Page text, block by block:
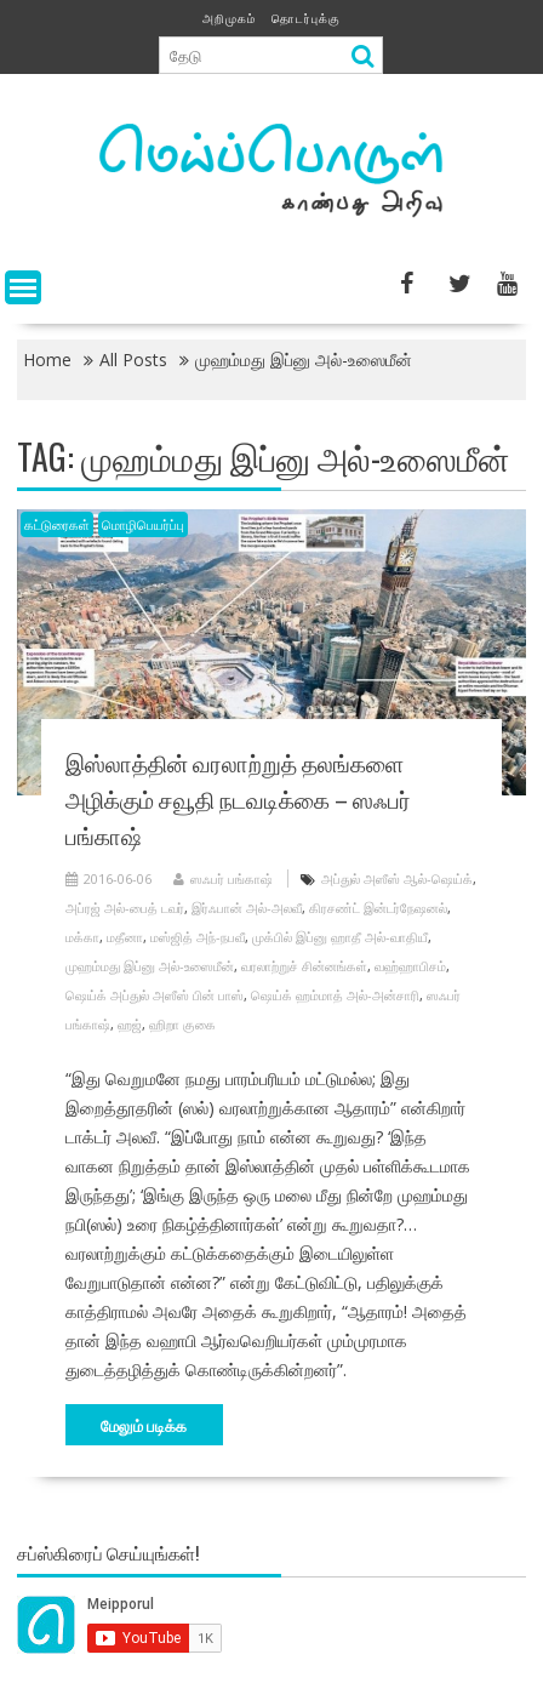
content
அறிமுகம் தொடர்புக்கு
Home All Posts முஹம்மது இப்னு அல்-உஸைமீன்
TAG:முஹம்மது இப்னு அல்-உஸைமீன்
கட்டுரைகள் மொழிபெயர்ப்பு
இஸ்லாத்தின் வரலாற்றுத் தலங்களை
அழிக்கும் சவூதி நடவடிக்கை – ஸஃபர்
பங்காஷ்
2016-06-06 ஸஃபர் பங்காஷ் அப்துல் அஸீஸ் ஆல்-ஷெய்க்,
அப்ரஜ் அல்-பைத் டவர், இர்ஃபான் அல்-அலவீ, கிரசண்ட் இன்டர்நேஷனல்,
மக்கா, மதீனா, மஸ்ஜித் அந்-நபவீ, முக்பில் இப்னு ஹாதீ அல்-வாதியீ,
முஹம்மது இப்னு அல்-உஸைமீன், வரலாற்றுச் சின்னங்கள், வஹ்ஹாபிசம்,
ஷெய்க் அப்துல் அஸீஸ் பின் பாஸ், ஷெய்க் ஹம்மாத் அல்-அன்சாரி, ஸஃபர்
பங்காஷ், ஹஜ், ஹிறா குகை
“இது வெறுமனே நமது பாரம்பரியம் மட்டுமல்ல; இது
இறைத்தூதரின் (ஸல்) வரலாற்றுக்கான ஆதாரம்” என்கிறார்
டாக்டர் அலவீ. “இப்போது நாம் என்ன கூறுவது? ‘இந்த
வாகன நிறுத்தம் தான் இஸ்லாத்தின் முதல் பள்ளிக்கூடமாக
இருந்தது’; ‘இங்கு இருந்த ஒரு மலை மீது நின்றே முஹம்மது
நபி(ஸல்) உரை நிகழ்த்தினார்கள்’ என்று கூறுவதா?…
வரலாற்றுக்கும் கட்டுக்கதைக்கும் இடையிலுள்ள
வேறுபாடுதான் என்ன?” என்று கேட்டுவிட்டு, பதிலுக்குக்
காத்திராமல் அவரே அதைக் கூறுகிறார், “ஆதாரம்! அதைத்
தான் இந்த வஹாபி ஆர்வவெறியர்கள் மும்முரமாக
துடைத்தழித்துக் கொண்டிருக்கின்றனர்”.
மேலும் படிக்க
சப்ஸ்கிரைப் செய்யுங்கள்!